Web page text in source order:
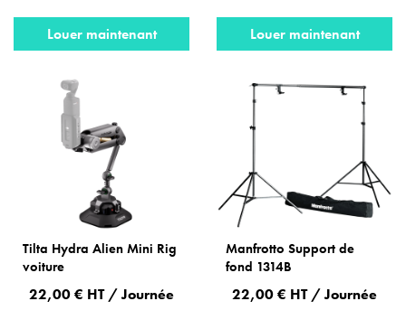
Louer maintenant Louer maintenant
Tilta Hydra Alien Mini Rig
voiture
22,00 € HT / Journée
Manfrotto Support de
fond 1314B
22,00 € HT / Journée